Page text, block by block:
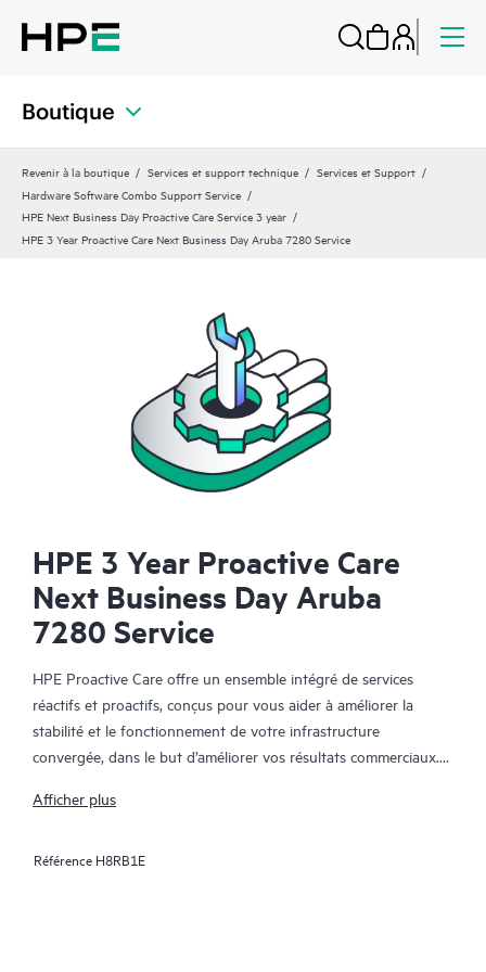
Boutique
Revenir à la boutique Services et support technique
Services et Support
Hardware Software Combo Support Service
HPE Next Business Day Proactive Care Service 3 year
HPE 3 Year Proactive Care Next Business Day Aruba 7280 Service
HPE 3 Year Proactive Care
Next Business Day Aruba
7280 Service
HPE Proactive Care offre un ensemble intégré de services
réactifs et proactifs, conçus pour vous aider à améliorer la
stabilité et le fonctionnement de votre infrastructure
convergée, dans le but d’améliorer vos résultats commerciaux.
nombreux composants ont besoin de fonctionner ensemble
pour prendre en charge les appareils dans ces environnements,
Afficher plus
Référence H8RB1E